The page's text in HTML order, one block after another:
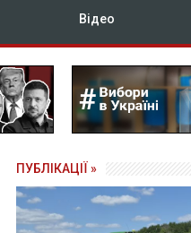
Відео
ПУБЛІКАЦІЇ »